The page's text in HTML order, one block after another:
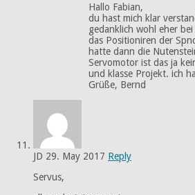
Hallo Fabian,
du hast mich klar
gedanklich wohl eher
das Positioniren der
hatte dann die
Servomotor ist das ja
und klasse Projekt. ich
Grüße, Bernd
JD 29. May 2017 Reply
Servus,